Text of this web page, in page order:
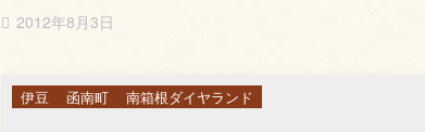
2012年8月3日
伊豆 函南町 南箱根ダイヤランド